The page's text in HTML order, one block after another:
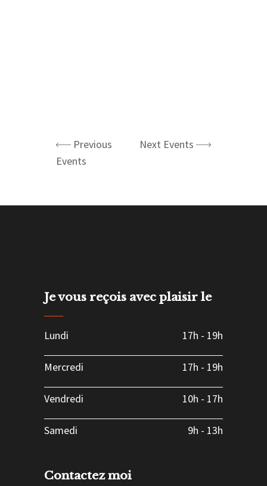
Previous
Events
Next Events
Je vous reçois avec plaisir le
Lundi 17h - 19h
Mercredi 17h - 19h
Vendredi 10h - 17h
Samedi 9h - 13h
Contactez moi